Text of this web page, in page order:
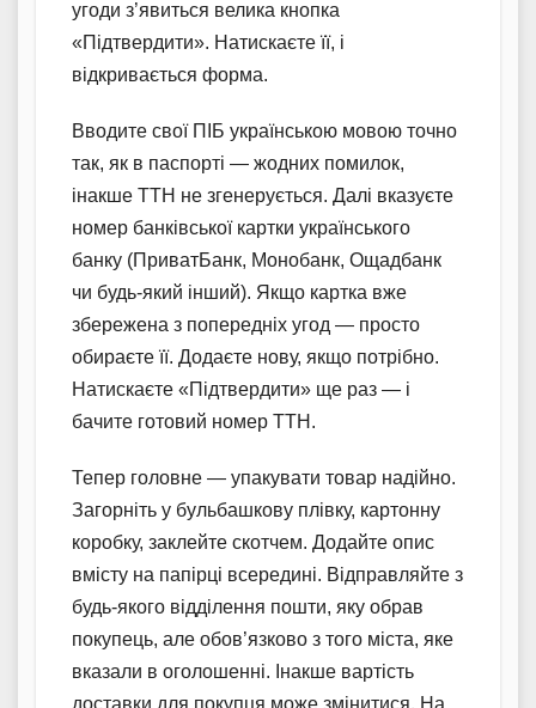
угоди з’явиться велика кнопка
«Підтвердити». Натискаєте її, і
відкривається форма.
Вводите свої ПІБ українською мовою точно
так, як в паспорті — жодних помилок,
інакше ТТН не згенерується. Далі вказуєте
номер банківської картки українського
банку (ПриватБанк, Монобанк, Ощадбанк
чи будь-який інший). Якщо картка вже
збережена з попередніх угод — просто
обираєте її. Додаєте нову, якщо потрібно.
Натискаєте «Підтвердити» ще раз — і
бачите готовий номер ТТН.
Тепер головне — упакувати товар надійно.
Загорніть у бульбашкову плівку, картонну
коробку, заклейте скотчем. Додайте опис
вмісту на папірці всередині. Відправляйте з
будь-якого відділення пошти, яку обрав
покупець, але обов’язково з того міста, яке
вказали в оголошенні. Інакше вартість